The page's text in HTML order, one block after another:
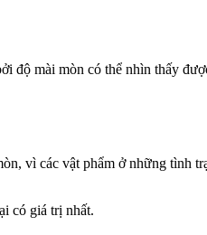
độ mài mòn có thể nhìn thấy
vì các vật phẩm ở những tình
có giá trị nhất.